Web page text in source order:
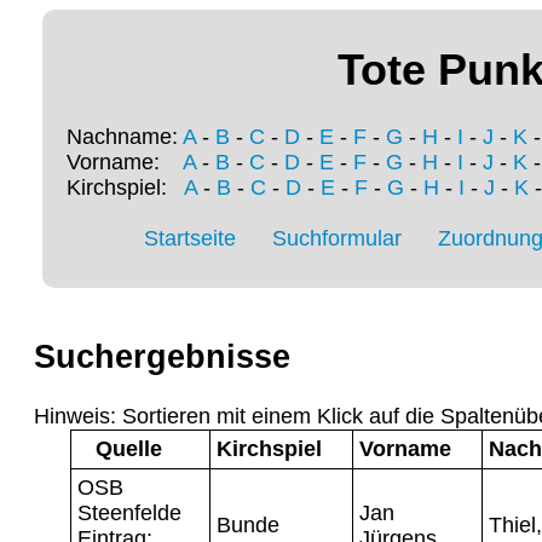
Tote
Nachname: A- B - C - D - E - F - G - H - I - J - K
Vorname: A- B - C - D - E - F - G - H - I - J - K
Kirchspiel: A- B - C - D- E- F- G - H - I - J - K
Startseite Suchformular
Suchergebnisse
Hinweis: Sortieren mit einem Klick auf die
Quelle
Kirchspiel Vorname
OSB
Steenfelde
Bunde
Jan